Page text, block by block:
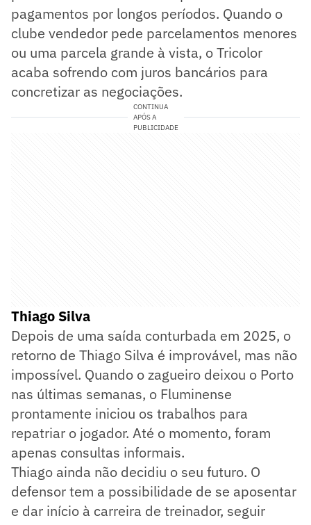
pagamentos por longos períodos. Quando o
clube vendedor pede parcelamentos menores
ou uma parcela grande à vista, o Tricolor
acaba sofrendo com juros bancários para
concretizar as negociações.
CONTINUA
APÓS A
PUBLICIDADE
Thiago Silva
Depois de uma saída conturbada em 2025, o
retorno de Thiago Silva é improvável, mas não
impossível. Quando o zagueiro deixou o Porto
nas últimas semanas, o Fluminense
prontamente iniciou os trabalhos para
repatriar o jogador. Até o momento, foram
apenas consultas informais.
Thiago ainda não decidiu o seu futuro. O
defensor tem a possibilidade de se aposentar
e dar início à carreira de treinador, seguir